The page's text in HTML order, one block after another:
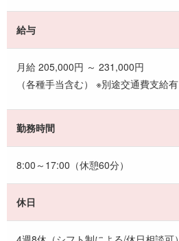
給与
月給 205,000円 ～ 231,000円
（各種手当含む） ※別途交通費支給有
勤務時間
8:00～17:00（休憩60分）
休日